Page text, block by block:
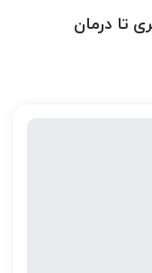
تا درمان